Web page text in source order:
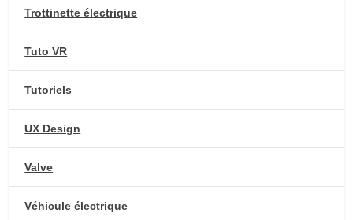
Trottinette électrique
Tuto VR
Tutoriels
UX Design
Valve
Véhicule électrique